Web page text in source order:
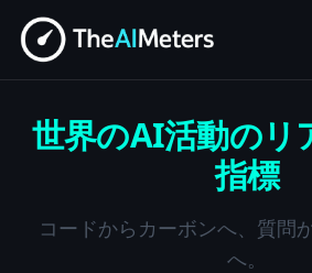
世界のAI活動のリ
指標
コードからカーボンへ、質問
へ。